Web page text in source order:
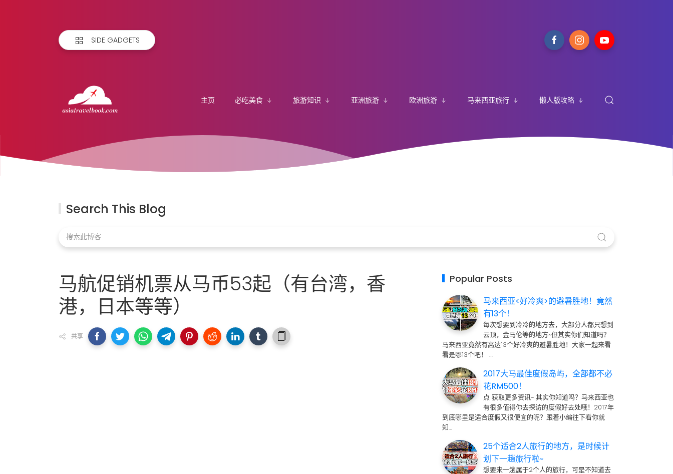
SIDE GADGETS
主页 必吃美食 旅游知识 亚洲旅游 欧洲旅游 马来西亚旅行 懒人版攻略
Search This Blog
马航促销机票从马币53起（有台湾，香
港，日本等等）
共享
Popular Posts
马来西亚<好冷爽>的避暑胜地！竟然
有13个！
每次想要到冷冷的地方去，大部分人都只想到
云顶，金马伦等的地方~但其实你们知道吗？
马来西亚竟然有高达13个好冷爽的避暑胜地！大家一起来看
看是哪13个吧！ …
2017大马最佳度假岛屿，全部都不必
花RM500！
点 获取更多资讯~ 其实你知道吗？马来西亚也
有很多值得你去探访的度假好去处哦！2017年
到底哪里是适合度假又很便宜的呢？跟着小编往下看你就
知…
25个适合2人旅行的地方，是时候计
划下一趟旅行啦~
想要来一趟属于2个人的旅行，可是不知道去